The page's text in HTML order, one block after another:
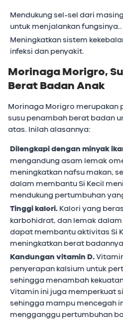
Mendukung sel-sel dari
untuk menjalankan fungsinya..
Meningkatkan sistem
infeksi dan penyakit.
Morinaga Morigro,
Berat Badan Anak
Morinaga Morigro merupakan
susu penambah berat badan
atas. Inilah alasannya:
Dilengkapi dengan minyak
mengandung asam lemak
meningkatkan nafsu makan,
dalam membantu Si Kecil
mendukung pertumbuhan
Tinggi kalori. Kalori yang
karbohidrat, dan lemak
dapat membantu aktivitas Si
meningkatkan berat
Kandungan vitamin D.
penyerapan kalsium untuk
sehingga menambah
Vitamin ini juga memperkuat
sehingga mampu mencegah
mengganggu pertumbuhan